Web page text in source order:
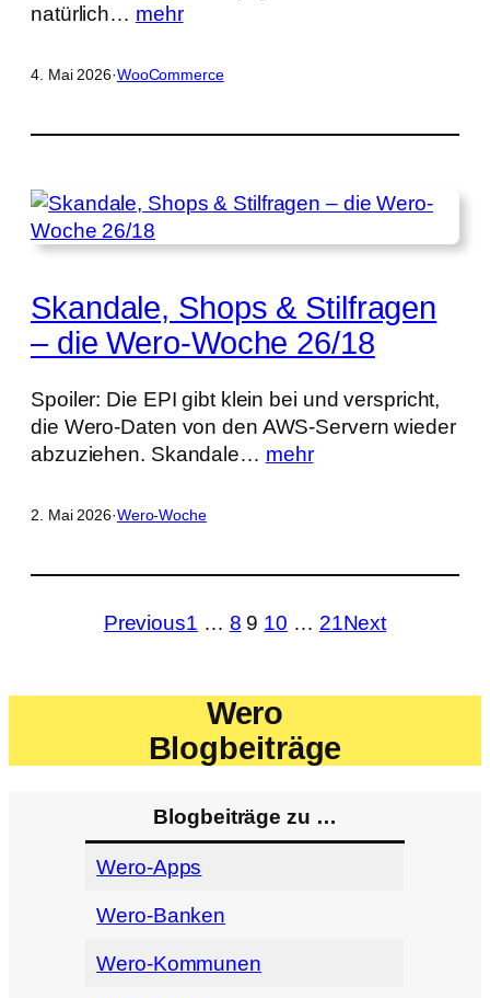
natürlich… mehr
4. Mai 2026·WooCommerce
Skandale, Shops & Stilfragen
– die Wero-Woche 26/18
Spoiler: Die EPI gibt klein bei und verspricht,
die Wero-Daten von den AWS-Servern wieder
abzuziehen. Skandale… mehr
2. Mai 2026·Wero-Woche
Previous1 … 8 9 10 … 21Next
Wero
Blogbeiträge
Blogbeiträge zu …
Wero-Apps
Wero-Banken
Wero-Kommunen